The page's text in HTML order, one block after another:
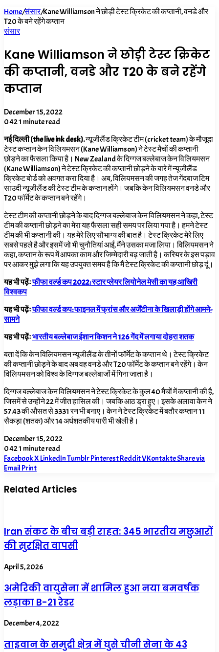
Home/संसार/Kane Williamson ने छोड़ी टेस्ट क्रिकेट की कप्तानी, वनडे और
T20 के बने रहेंगे कप्तान
संसार
Kane Williamson ने छोड़ी टेस्ट क्रिकेट
की कप्तानी, वनडे और T20 के बने रहेंगे
कप्तान
December 15, 2022
0421 minute read
नई दिल्ली (the live ink desk).न्यूजीलैंड क्रिकेट टीम (cricket team) के मौजूदा
टेस्ट कप्तान केन विलियमसन (Kane Williamson) ने टेस्ट मैचों की कप्तानी
छोड़ने का फैसला किया है। New Zealand के दिग्गज बल्लेबाज केन विलियमसन
(Kane Williamson) ने टेस्ट क्रिकेट की कप्तानी छोड़ने के बारे में न्यूजीलैंड
क्रिकेट बोर्ड को अवगत करा दिया है। अब, विलियमसन की जगह तेज गेंदबाज टिम
साउदी न्यूजीलैंड की टेस्ट टीम के कप्तान होंगे। जबकि केन विलियमसन वनडे और
T20फॉर्मेट के कप्तान बने रहेंगे।
टेस्ट टीम की कप्तानी छोड़ने के बाद दिग्गज बल्लेबाज केन विलियमसन ने कहा, टेस्ट
टीम की कप्तानी छोड़ने का मेरा यह फैसला सही समय पर लिया गया है। हमने टेस्ट
टीम की भी कप्तानी की। यह मेरे लिए सौभाग्य की बात है। टेस्ट क्रिकेट मेरे लिए
सबसे पहले है और इसमें जो भी चुनौतियां आईं, मैंने उसका मजा लिया। विलियमसन ने
कहा, कप्तान के रूप में आपका काम और जिम्मेदारी बढ़ जाती है। करियर के इस पड़ाव
पर आकर मुझे लगा कि यह उपयुक्त समय है कि मैं टेस्ट क्रिकेट की कप्तानी छोड़ दूं।
यह भी पढ़ेंःफीफा वर्ल्ड कप 2022: स्टार प्लेयर लियोनेल मेसी का यह आखिरी
विश्वकप
यह भी पढ़ेंःफीफा वर्ल्ड कप: फाइनल में फ्रांस और अर्जेंटीना के खिलाड़ी होंगे आमने-
सामने
यह भी पढ़ेंःभारतीय बल्लेबाज ईशान किशन ने 126 गेंद में लगाया दोहरा शतक
बता दें कि केन विलियमसन न्यूजीलैंड के तीनों फॉर्मेट के कप्तान थे। टेस्ट क्रिकेट
की कप्तानी छोड़ने के बाद अब वह वनडे और T20फॉर्मेट के कप्तान बने रहेंगे। केन
विलियमसन को विश्व के दिग्गज बल्लेबाजों मेंगिना जाता है।
दिग्गज बल्लेबाज केन विलियमसन ने टेस्ट क्रिकेट के कुल 40 मैचों में कप्तानी की है,
जिसमें से उन्होंने 22 में जीत हासिल की। जबकि आठ ड्रा हुए। इसके अलावा केन ने
57.43 की औसत से 3331 रन भी बनाए। केन ने टेस्ट क्रिकेट में बतौर कप्तान 11
सैकड़ा (शतक) और 14 अर्धशतकीय पारी भी खेली है।
December 15, 2022
0421 minute read
FacebookXLinkedInTumblrPinterestRedditVKontakteShare via
Email Print
Related Articles
Iran संकट के बीच बड़ी राहत: 345 भारतीय मछुआरों
की सुरक्षित वापसी
April 5, 2026
अमेरिकी वायुसेना में शामिल हुआ नया बमवर्षक
लड़ाका B-21 रेडर
December 4, 2022
ताइवान के समुद्री क्षेत्र में घुसे चीनी सेना के 43